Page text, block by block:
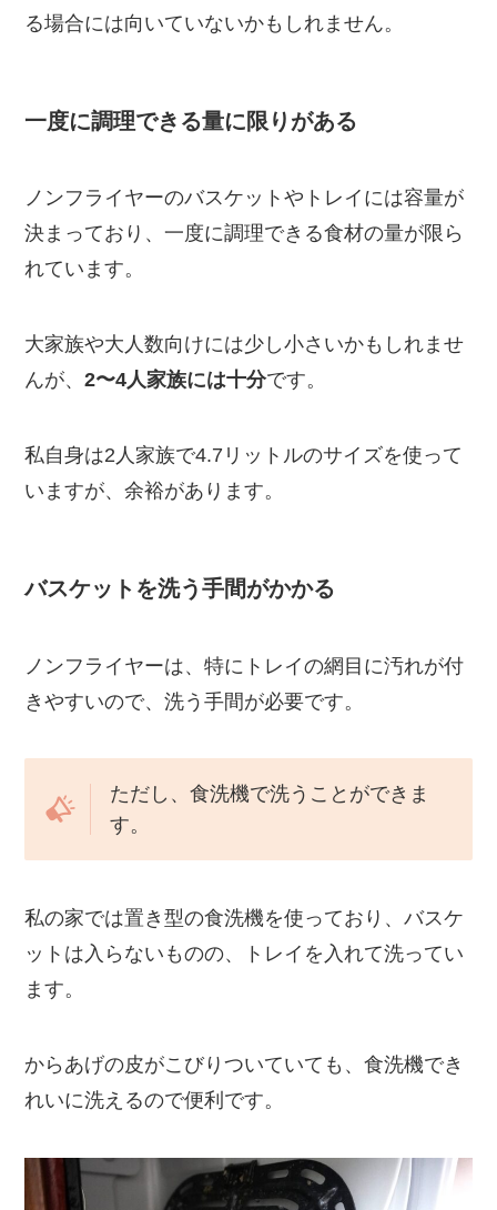
る場合には向いていないかもしれません。
一度に調理できる量に限りがある
ノンフライヤーのバスケットやトレイには容量が
決まっており、一度に調理できる食材の量が限ら
れています。
大家族や大人数向けには少し小さいかもしれませ
んが、2〜4人家族には十分です。
私自身は2人家族で4.7リットルのサイズを使って
いますが、余裕があります。
バスケットを洗う手間がかかる
ノンフライヤーは、特にトレイの網目に汚れが付
きやすいので、洗う手間が必要です。
ただし、食洗機で洗うことができま
す。
私の家では置き型の食洗機を使っており、バスケ
ットは入らないものの、トレイを入れて洗ってい
ます。
からあげの皮がこびりついていても、食洗機でき
れいに洗えるので便利です。